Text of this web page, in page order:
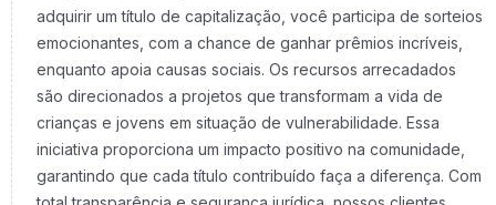
adquirir um título de capitalização, você participa de sorteios
emocionantes, com a chance de ganhar prêmios incríveis,
enquanto apoia causas sociais. Os recursos arrecadados
são direcionados a projetos que transformam a vida de
crianças e jovens em situação de vulnerabilidade. Essa
iniciativa proporciona um impacto positivo na comunidade,
garantindo que cada título contribuído faça a diferença. Com